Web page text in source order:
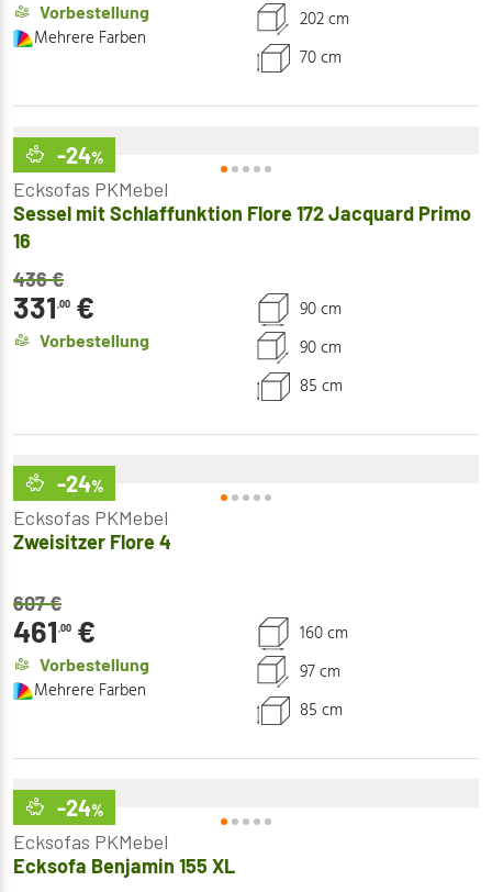
Vorbestellung
Mehrere Farben
202 cm
70 cm
-24%
Ecksofas PKMebel
Sessel mit Schlaffunktion Flore 172 Jacquard Primo
16
436€
331 ,00 €
Vorbestellung
90 cm
90 cm
85 cm
-24%
Ecksofas PKMebel
Zweisitzer Flore 4
607€
461 ,00 €
Vorbestellung
Mehrere Farben
160 cm
97 cm
85 cm
-24%
Ecksofas PKMebel
Ecksofa Benjamin 155 XL